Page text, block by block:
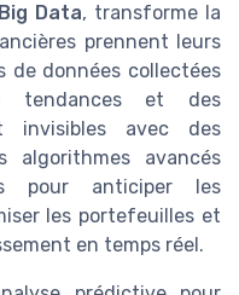
Big Data, transforme la
prennent leurs
de données collectées
tendances et des
invisibles avec des
algorithmes avancés
pour anticiper les
les portefeuilles et
en temps réel.